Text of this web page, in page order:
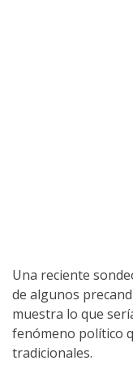
Una reciente
de algunos
muestra lo que
fenómeno político
tradicionales.